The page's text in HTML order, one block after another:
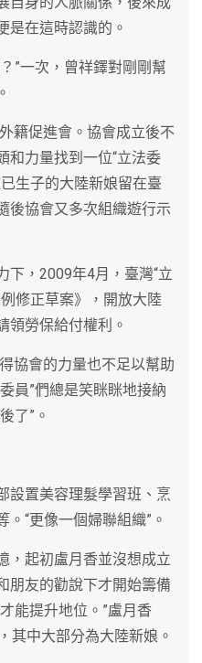
是在這時認識的。
”一次，曾祥鐸對剛剛幫
籍促進會。協會成立後不
和力量找到一位“立法委
生子的大陸新娘留在臺
後協會又多次組織遊行示
下，2009年4月，臺灣“立
修正草案》，開放大陸
領勞保給付權利。
協會的力量也不足以幫助
員”們總是笑眯眯地接納
了”。
設置美容理髮學習班、烹
“更像一個婦聯組織”。
，起初盧月香並沒想成立
朋友的勸說下才開始籌備
能提升地位。”盧月香
其中大部分為大陸新娘。